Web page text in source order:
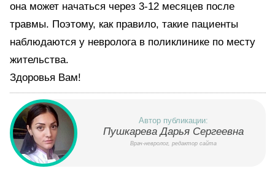
она может начаться через 3-12 месяцев после
травмы. Поэтому, как правило, такие пациенты
наблюдаются у невролога в поликлинике по месту
жительства.
Здоровья Вам!
Автор публикации:
Пушкарева Дарья Сергеевна
Врач-невролог, редактор сайта